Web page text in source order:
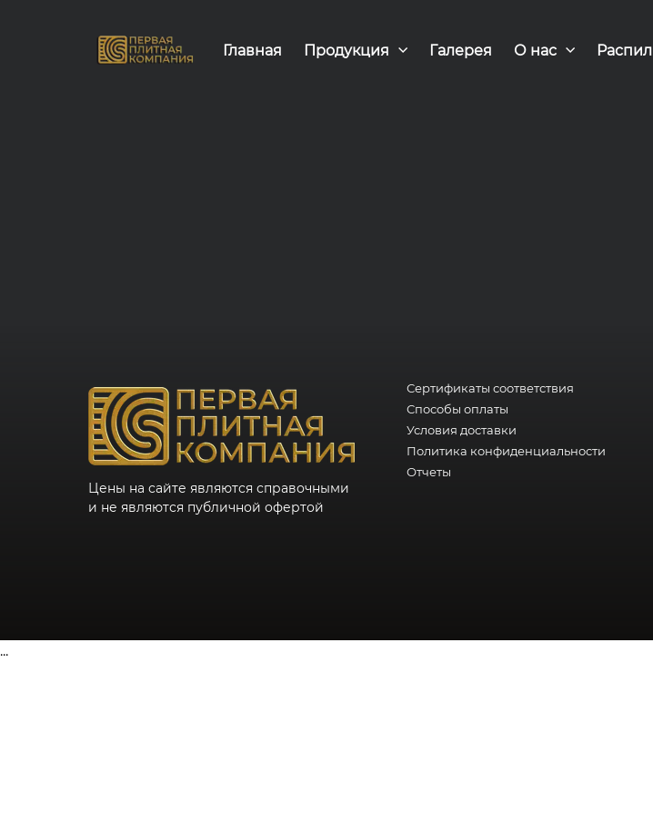
Главная Продукция Галерея О нас Распил
Цены на сайте являются справочными
и не являются публичной офертой
Сертификаты соответствия
Способы оплаты
Условия доставки
Политика конфиденциальности
Отчеты
...